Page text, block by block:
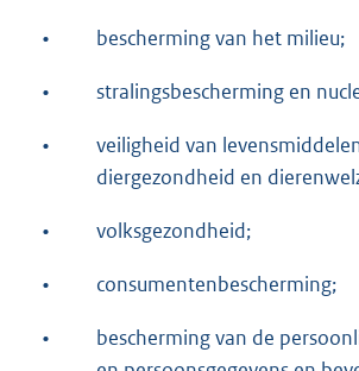
• bescherming van het milieu;
• stralingsbescherming en
•
veiligheid van
diergezondheid en
• volksgezondheid;
• consumentenbescherming;
•
bescherming van de